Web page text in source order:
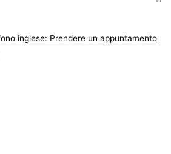
inglese: Prendere un appuntamento